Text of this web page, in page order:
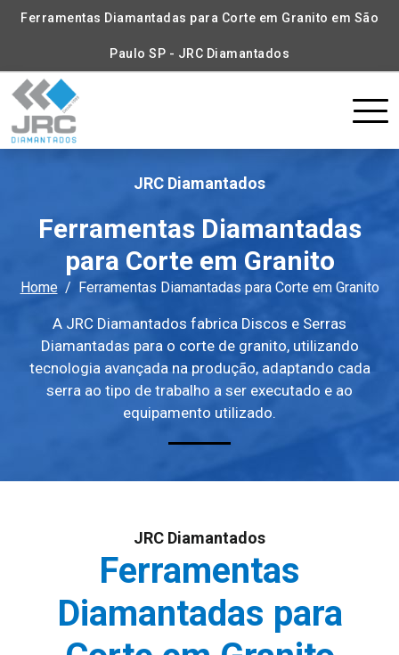
Ferramentas Diamantadas para Corte em Granito em São
Paulo SP - JRC Diamantados
JRC Diamantados
Ferramentas Diamantadas
para Corte em Granito
Home Ferramentas Diamantadas para Corte em Granito
A JRC Diamantados fabrica Discos e Serras
Diamantadas para o corte de granito, utilizando
tecnologia avançada na produção, adaptando cada
serra ao tipo de trabalho a ser executado e ao
equipamento utilizado.
JRC Diamantados
Ferramentas
Diamantadas para